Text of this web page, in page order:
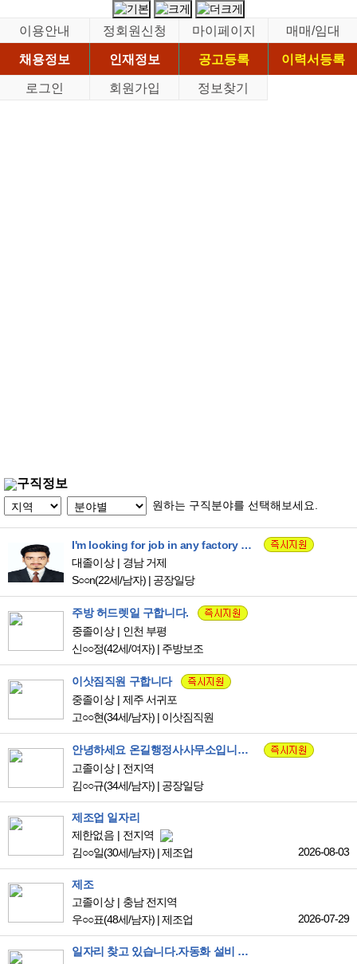
이용안내 정회원신청 마이페이지
매매/임대
채용정보
인재정보 공고등록
이력서등록
로그인
회원가입 정보찾기
구직정보
원하는 구직분야를 선택해보세요.
I'm looking for job in any factory or restaurant any thing that i can found and have full time allowance by company, i will be available all days Monday to Saturday and full day.
대졸이상
경남 거제
S○○n(22세/남자) | 공장일당
주방 허드렛일 구합니다.
중졸이상
인천 부평
신○○정(42세/여자) | 주방보조
이삿짐직원 구합니다
중졸이상
제주 서귀포
고○○현(34세/남자) | 이삿짐직원
안녕하세요 온길행정사사무소입니다. G1비자 많이 있습니다.
고졸이상
전지역
김○○규(34세/남자) | 공장일당
제조업 일자리
제한없음
전지역
김○○일(30세/남자) |제조업 2026-08-03
제조
고졸이상
충남 전지역
우○○표(48세/남자) |제조업 2026-07-29
일자리 찾고 있습니다.자동화 설비 회사 경험 7년입니다.